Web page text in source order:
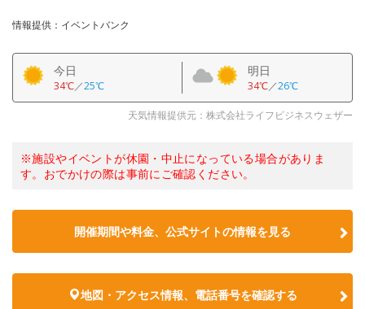
情報提供：イベントバンク
今日
34℃／25℃
明日
34℃／26℃
天気情報提供元：株式会社ライフビジネスウェザー
※施設やイベントが休園・中止になっている場合がありま
す。おでかけの際は事前にご確認ください。
開催期間や料金、公式サイトの情報を見る
地図・アクセス情報、電話番号を確認する